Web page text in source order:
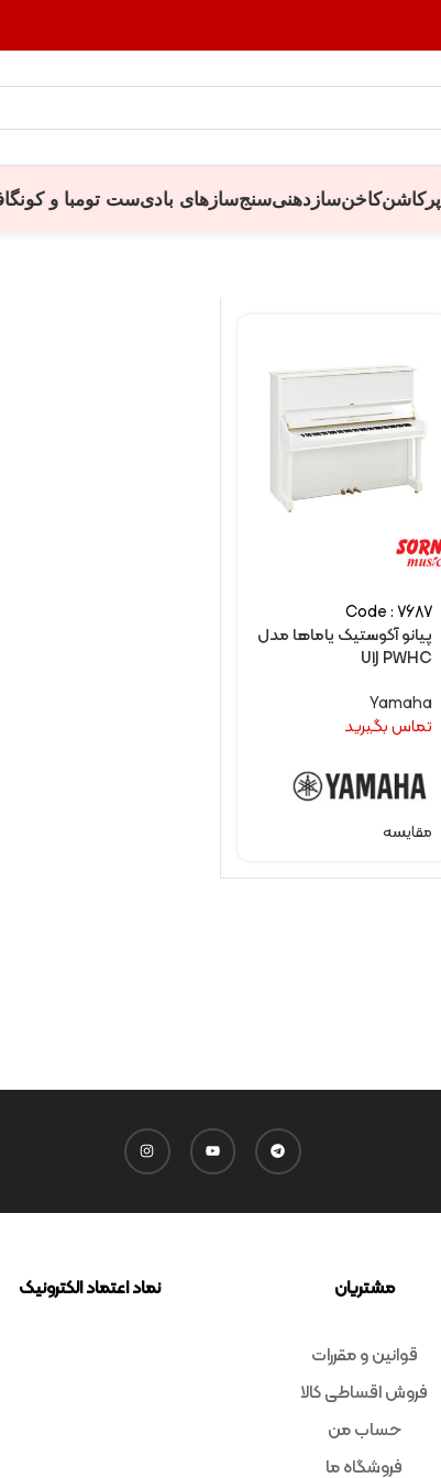
پرکاشنکاخنسازدهنیسنجسازهای بادیست تومبا و کونگا
Code : 7687
پیانو آکوستیک یاماها مدل
U1J PWHC
Yamaha
تماس بگیرید
مقایسه
مشتریان
قوانین و مقررات
فروش اقساطی کالا
حساب من
فروشگاه ما
نماد اعتماد الکترونیک